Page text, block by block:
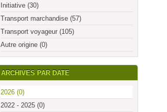
Initiative (30)
Transport marchandise (57)
Transport voyageur (105)
Autre origine (0)
ARCHIVES PAR DATE
2026 (0)
2022 - 2025 (0)